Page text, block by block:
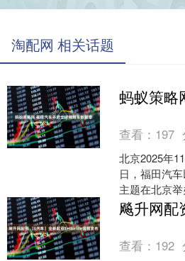
淘配网 相关话题
查看： 197
北京2025年
日，福田汽
主题在北京
会。此次活
查看： 192